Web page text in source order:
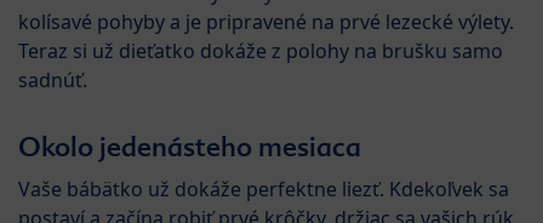
kolísavé pohyby a je pripravené na prvé lezecké výlety.
Teraz si už dieťatko dokáže z polohy na brušku samo
sadnúť.
Okolo jedenásteho mesiaca
Vaše bábätko už dokáže perfektne liezť. Kdekoľvek sa
postaví a začína robiť prvé krôčky, držiac sa vašich rúk.